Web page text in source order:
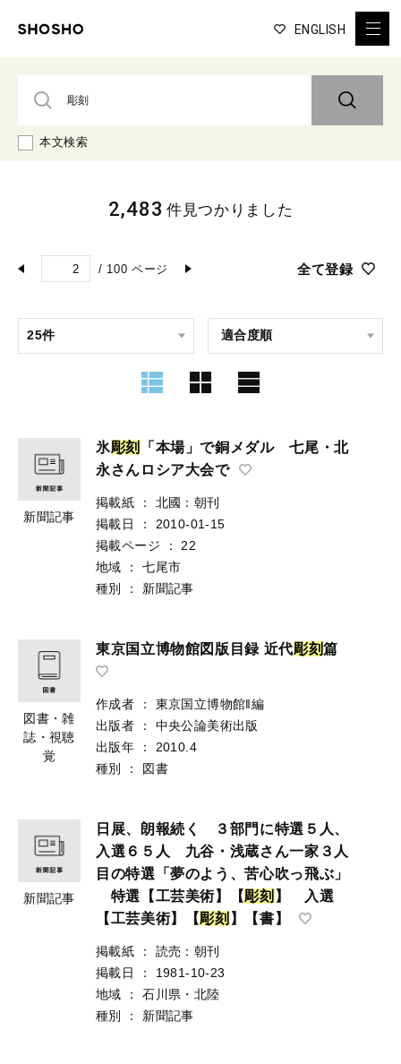
ENGLISH
本文検索
/ 100 ページ 全て登録
2,483 件見つかりました
新聞記事
氷彫刻
「本場」で銅メダル 七尾・北
永さんロシア大会で
掲載紙 ：
北國：朝刊
掲載日
：
2010-01-15
掲載ページ
：
22
地域
：
七尾市
種別
： 新聞記事
図書・雑
誌・視聴
覚
東京国立博物館図版目録 近代彫刻篇
作成者 ：
東京国立博物館‖編
出版者
：
中央公論美術出版
出版年
：
2010.4
種別
： 図書
新聞記事
日展、朗報続く ３部門に特選５人、
入選６５人 九谷・浅蔵さん一家３人
目の特選「夢のよう、苦心吹っ飛ぶ」
特選【工芸美術】【彫刻 】 入選
【工芸美術】【彫刻 】【書】
掲載紙 ：
読売：朝刊
掲載日
：
1981-10-23
地域
：
石川県・北陸
種別
： 新聞記事